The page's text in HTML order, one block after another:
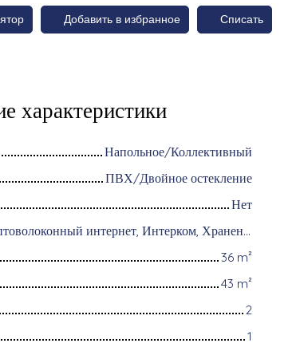
Добавить в избранное Списать
характеристики
Напольное/Коллективный
ПВХ/Двойное остекление
Нет
Доступ для инвалидов, Оптоволоконный интернет, Интерком, Хранение велосипедов, Моторизованные ворота, Бронированная дверь, Система охранной сигнализации, Видеофон, Электрические жалюзи
36 m²
43 m²
2
1